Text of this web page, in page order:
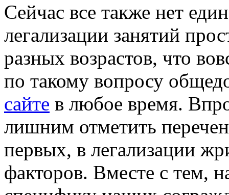
Сeйчaс всe также нет
легализации занятий
разных возрастов, что
по такому вопросу
сайте в любое время.
лишним отметить
первых, в легализации
факторов. Вместе с тем,